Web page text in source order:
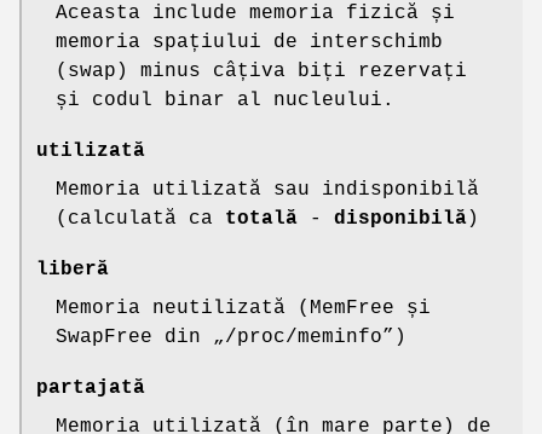
Aceasta include memoria fizică și
memoria spațiului de interschimb
(swap) minus câțiva biți rezervați
și codul binar al nucleului.
utilizată
Memoria utilizată sau indisponibilă
(calculată ca totală - disponibilă)
liberă
Memoria neutilizată (MemFree și
SwapFree din „/proc/meminfo”)
partajată
Memoria utilizată (în mare parte) de